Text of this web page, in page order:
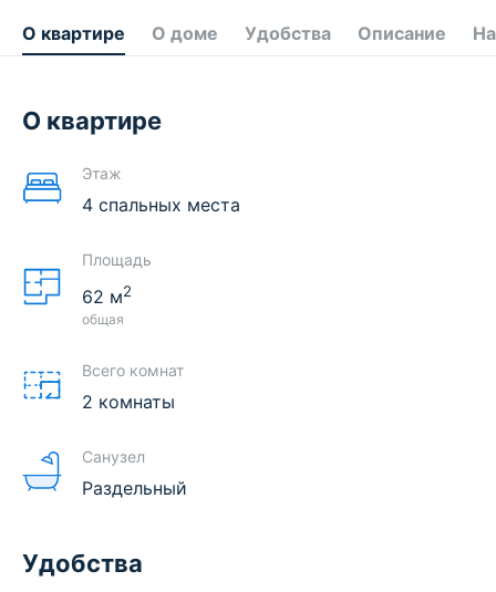
О квартире О доме Удобства Описание
О квартире
Этаж
4 спальных места
Площадь
62 м2
общая
Всего комнат
2 комнаты
Санузел
Раздельный
Удобства